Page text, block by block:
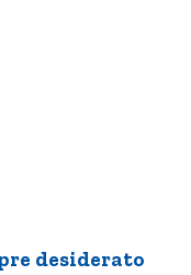
desiderato